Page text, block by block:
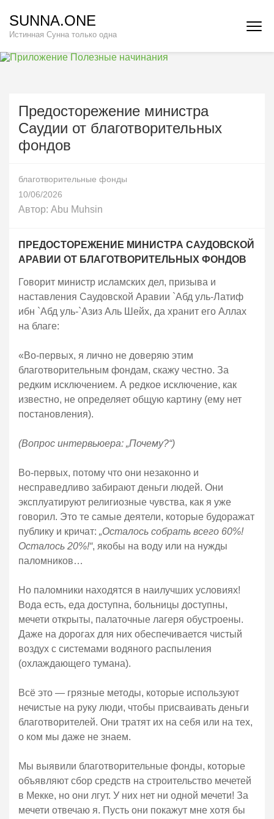
содержимому
(нажмите
Enter)
SUNNA.ONE
Истинная Сунна только одна
Предосторежение министра
Саудии от благотворительных
фондов
благотворительные фонды
10/06/2026
Автор: Abu Muhsin
ПРЕДОСТОРЕЖЕНИЕ МИНИСТРА САУДОВСКОЙ
АРАВИИ ОТ БЛАГОТВОРИТЕЛЬНЫХ ФОНДОВ
Говорит министр исламских дел, призыва и
наставления Саудовской Аравии `Абд уль-Латиф
ибн `Абд уль-`Азиз Аль Шейх, да хранит его Аллах
на благе:
«Во-первых, я лично не доверяю этим
благотворительным фондам, скажу честно. За
редким исключением. А редкое исключение, как
известно, не определяет общую картину (ему нет
постановления).
(Вопрос интервьюера: „Почему?“)
Во-первых, потому что они незаконно и
несправедливо забирают деньги людей. Они
эксплуатируют религиозные чувства, как я уже
говорил. Это те самые деятели, которые будоражат
публику и кричат: „Осталось собрать всего 60%!
Осталось 20%!“, якобы на воду или на нужды
паломников…
Но паломники находятся в наилучших условиях!
Вода есть, еда доступна, больницы доступны,
мечети открыты, палаточные лагеря обустроены.
Даже на дорогах для них обеспечивается чистый
воздух с системами водяного распыления
(охлаждающего тумана).
Всё это — грязные методы, которые используют
нечистые на руку люди, чтобы присваивать деньги
благотворителей. Они тратят их на себя или на тех,
о ком мы даже не знаем.
Мы выявили благотворительные фонды, которые
объявляют сбор средств на строительство мечетей
в Мекке, но они лгут. У них нет ни одной мечети! За
мечети отвечаю я. Пусть они покажут мне хотя бы